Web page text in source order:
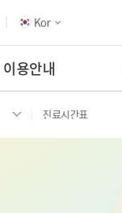
Kor
이용안내
진료시간표